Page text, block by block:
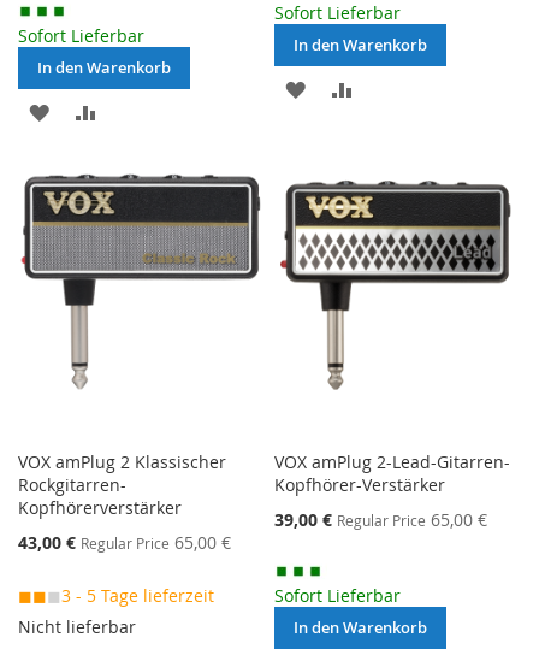
Sofort Lieferbar
In den Warenkorb
MERKEN
HINZUFÜGEN
Sofort Lieferbar
In den Warenkorb
MERKEN
VOX amPlug 2 Klassischer
Rockgitarren-
Kopfhörerverstärker
Special
43,00 € Regular Price 65,00 €
◼◼◼3 - 5 Tage lieferzeit
Nicht lieferbar
VOX amPlug 2-Lead-Gitarren-
Kopfhörer-Verstärker
Special
39,00 € Regular Price 65,00 €
Sofort Lieferbar
In den Warenkorb